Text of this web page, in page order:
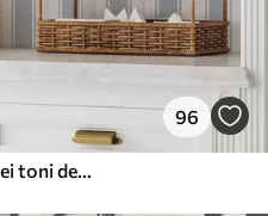
96
Versione con strisce ripetute nei toni del grigio-blu